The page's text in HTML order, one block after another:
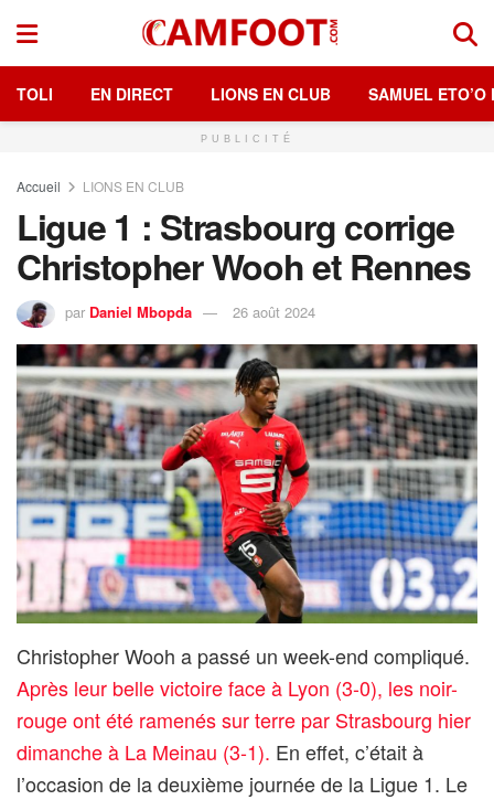
TOLI EN DIRECT LIONS EN CLUB SAMUEL ETO’O
PUBLICITÉ
Accueil LIONS EN CLUB
Ligue 1 : Strasbourg corrige
Christopher Wooh et Rennes
par Daniel Mbopda 26 août 2024
Christopher Wooh a passé un week-end compliqué.
Après leur belle victoire face à Lyon (3-0), les noir-
rouge ont été ramenés sur terre par Strasbourg hier
dimanche à La Meinau (3-1). En effet, c’était à
l’occasion de la deuxième journée de la Ligue 1. Le